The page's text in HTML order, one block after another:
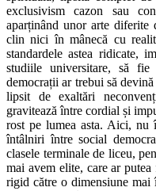
exclusivism cazon sau
aparținând unor arte
clin nici în mânecă cu
standardele astea ridicate,
studiile universitare, să
democrații ar trebui să
lipsit de exaltări
gravitează între cordial și
rost pe lumea asta. Aici, nu
întâlniri între social
clasele terminale de liceu,
mai avem elite, care ar
rigid către o dimensiune mai